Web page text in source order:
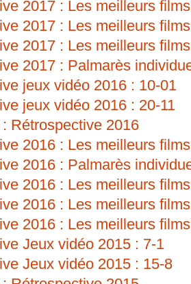
2017 : Les meilleurs
2017 : Les meilleurs
2017 : Les meilleurs
2017 : Palmarès
jeux vidéo 2016 : 10-01
jeux vidéo 2016 : 20-11
Rétrospective 2016
2016 : Les meilleurs
2016 : Palmarès
2016 : Les meilleurs
2016 : Les meilleurs
2016 : Les meilleurs
Jeux vidéo 2015 : 7-1
Jeux vidéo 2015 : 15-8